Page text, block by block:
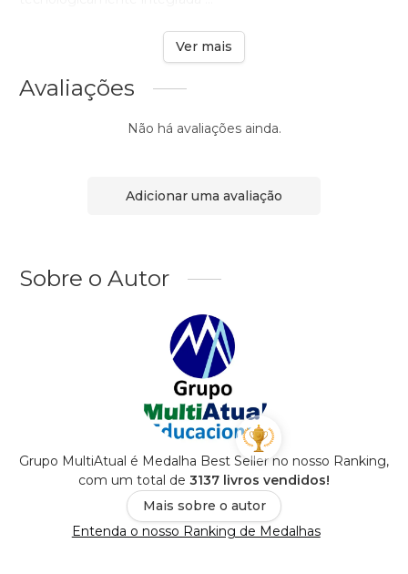
Ver mais
Avaliações
Não há avaliações ainda.
Adicionar uma avaliação
Sobre o Autor
Grupo MultiAtual é Medalha Best Seller no nosso Ranking,
com um total de 3137 livros vendidos!
Mais sobre o autor
Entenda o nosso Ranking de Medalhas